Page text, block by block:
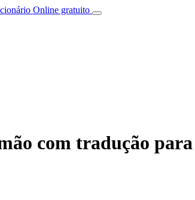
Online gratuito
com tradução